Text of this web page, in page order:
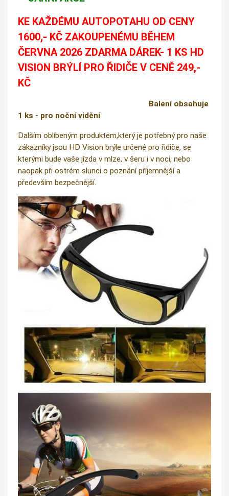
KE KAŽDÉMU AUTOPOTAHU OD CENY
1600,- KČ ZAKOUPENÉMU BĚHEM
ČERVNA 2026 ZDARMA DÁREK- 1 KS HD
VISION BRÝLÍ PRO ŘIDIČE V CENĚ 249,-
KČ
Balení obsahuje
1 ks - pro noční vidění
Dalším oblíbeným produktem,který je potřebný pro naše
zákazníky jsou HD Vision brýle určené pro řidiče, se
kterými bude vaše jízda v mlze, v šeru i v noci, nebo
naopak při ostrém slunci o poznání příjemnější a
především bezpečnější.